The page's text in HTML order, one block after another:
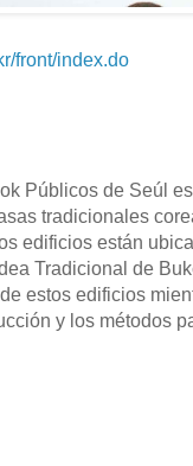
front/index.do
Públicos de Seúl
tradicionales
edificios están
Tradicional de
estos edificios
y los métodos